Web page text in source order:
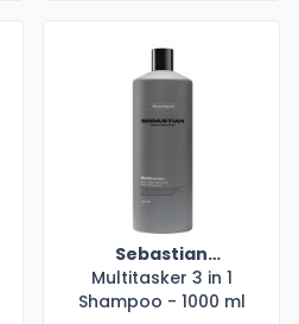
Sebastian
Professional
Multitasker 3 in 1
Shampoo - 1000 ml